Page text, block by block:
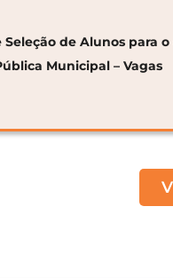
Seleção de Alunos para
Municipal – Vagas